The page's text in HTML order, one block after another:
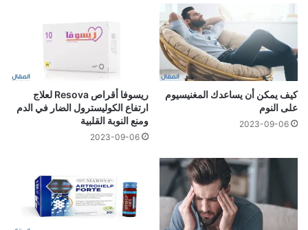
كيف يمكن أن يساعدك المغنيسيوم
على النوم
2023-09-06
ريسوفا أقراص Resova لعلاج
ارتفاع الكوليسترول الضار في الدم
ومنع النوبة القلبية
2023-09-06